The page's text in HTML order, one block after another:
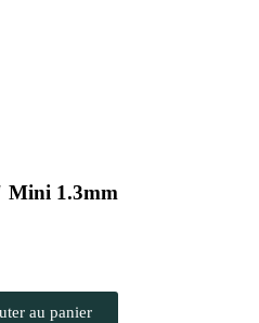
Mini 1.3mm
au panier